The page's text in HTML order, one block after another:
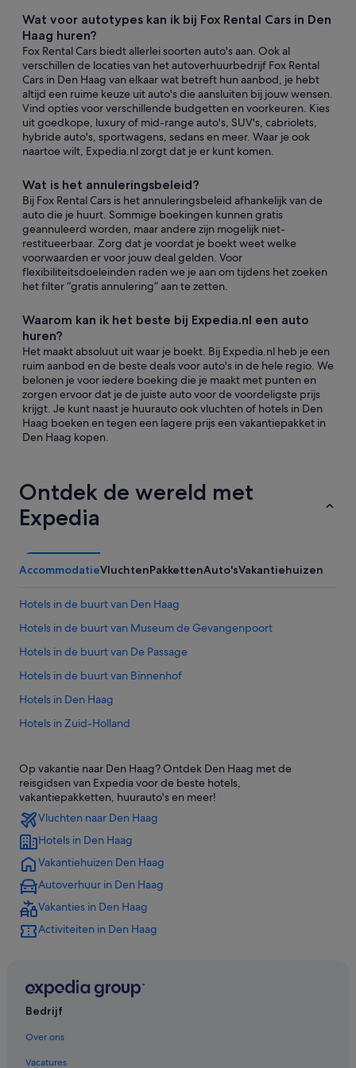
Wat voor autotypes kan ik bij Fox Rental Cars in Den
Haag huren?
Fox Rental Cars biedt allerlei soorten auto's aan. Ook al
verschillen de locaties van het autoverhuurbedrijf Fox Rental
Cars in Den Haag van elkaar wat betreft hun aanbod, je hebt
altijd een ruime keuze uit auto's die aansluiten bij jouw wensen.
Vind opties voor verschillende budgetten en voorkeuren. Kies
uit goedkope, luxury of mid-range auto's, SUV's, cabriolets,
hybride auto's, sportwagens, sedans en meer. Waar je ook
naartoe wilt, Expedia.nl zorgt dat je er kunt komen.
Wat is het annuleringsbeleid?
Bij Fox Rental Cars is het annuleringsbeleid afhankelijk van de
auto die je huurt. Sommige boekingen kunnen gratis
geannuleerd worden, maar andere zijn mogelijk niet-
restitueerbaar. Zorg dat je voordat je boekt weet welke
voorwaarden er voor jouw deal gelden. Voor
flexibiliteitsdoeleinden raden we je aan om tijdens het zoeken
het filter “gratis annulering” aan te zetten.
Waarom kan ik het beste bij Expedia.nl een auto
huren?
Het maakt absoluut uit waar je boekt. Bij Expedia.nl heb je een
ruim aanbod en de beste deals voor auto's in de hele regio. We
belonen je voor iedere boeking die je maakt met punten en
zorgen ervoor dat je de juiste auto voor de voordeligste prijs
krijgt. Je kunt naast je huurauto ook vluchten of hotels in Den
Haag boeken en tegen een lagere prijs een vakantiepakket in
Den Haag kopen.
Ontdek de wereld met
Expedia
AccommodatieVluchtenPakkettenAuto'sVakantiehuizen
Hotels in de buurt van Den Haag
Hotels in de buurt van Museum de Gevangenpoort
Hotels in de buurt van De Passage
Hotels in de buurt van Binnenhof
Hotels in Den Haag
Hotels in Zuid-Holland
Hotels met wifi in Den Haag
Hotels met restaurant in Den Haag
Historische in Den Haag
Hotels met uitzicht op zee in Den Haag
Strand in Den Haag
Familie in Den Haag
Hotels met zwembad in Den Haag
Boetiek in Den Haag
Luxe in Den Haag
Lhbtq-Vriendelijke in Den Haag
Hotels met airconditioning in Den Haag
Spa in Den Haag
Op vakantie naar Den Haag? Ontdek Den Haag met de
reisgidsen van Expedia voor de beste hotels,
vakantiepakketten, huurauto's en meer!
Vluchten naar Den Haag
Hotels in Den Haag
Vakantiehuizen Den Haag
Autoverhuur in Den Haag
Vakanties in Den Haag
Activiteiten in Den Haag
Bedrijf
Over ons
Vacatures